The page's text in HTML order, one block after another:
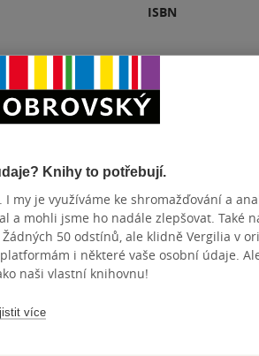
ISBN
čtenářů
KNIHY
0.0 z 5 Nic moc
Knihy to potřebují.
my je využíváme ke shromažďování a
a mohli jsme ho nadále zlepšovat. Také
50 odstínů, ale klidně Vergilia v
i některé vaše osobní údaje.
naši vlastní knihovnu!
více